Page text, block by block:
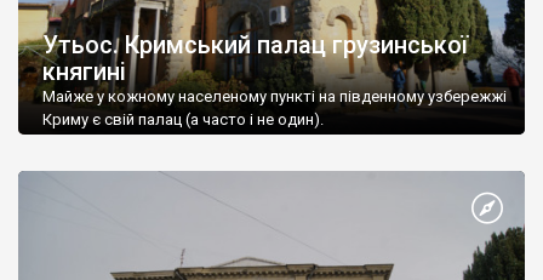
Утьос. Кримський палац грузинської
княгині
Майже у кожному населеному пункті на південному узбережжі
Криму є свій палац (а часто і не один).